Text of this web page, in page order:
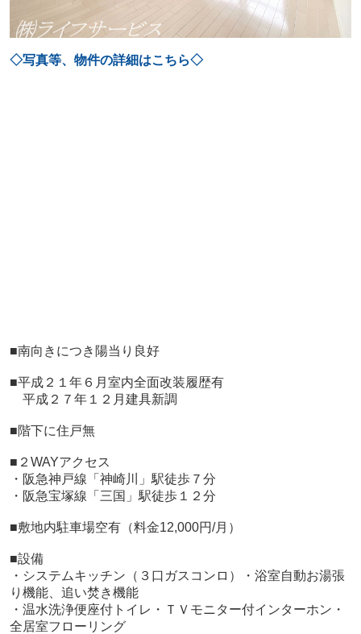
◇写真等、物件の詳細はこちら◇
■南向きにつき陽当り良好
■平成２１年６月室内全面改装履歴有
平成２７年１２月建具新調
■階下に住戸無
■２WAYアクセス
・阪急神戸線「神崎川」駅徒歩７分
・阪急宝塚線「三国」駅徒歩１２分
■敷地内駐車場空有（料金12,000円/月）
■設備
・システムキッチン（３口ガスコンロ）・浴室自動お湯張
り機能、追い焚き機能
・温水洗浄便座付トイレ・ＴＶモニター付インターホン・
全居室フローリング